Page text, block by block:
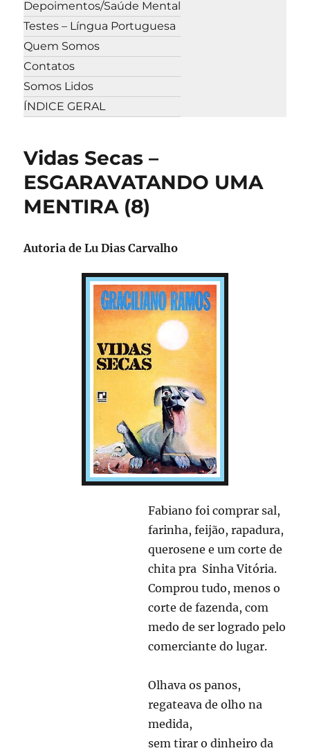
Depoimentos/Saúde Mental
Testes – Língua Portuguesa
Quem Somos
Contatos
Somos Lidos
ÍNDICE GERAL
Vidas Secas –
ESGARAVATANDO UMA
MENTIRA (8)
Autoria de Lu Dias Carvalho
Fabiano foi comprar sal,
farinha, feijão, rapadura,
querosene e um corte de
chita pra Sinha Vitória.
Comprou tudo, menos o
corte de fazenda, com
medo de ser logrado pelo
comerciante do lugar.
Olhava os panos,
regateava de olho na
medida,
sem tirar o dinheiro da